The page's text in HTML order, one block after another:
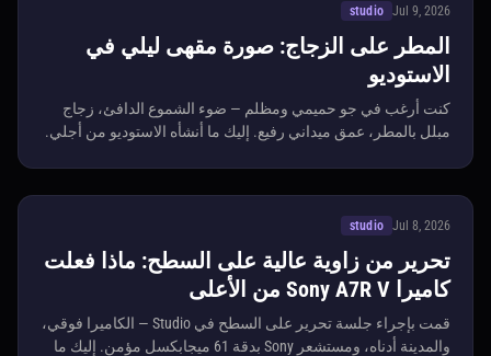
Jul 9, 2026
studio
المطر على الزجاج: صورة مقهى ليلي في
الاستوديو
كنت أرغب في جو حميمي ومظلم — ضوء الشموع الدافئ، زجاج
مبلل بالمطر، عمق ميداني رفيع. إليك ما أنشأه الاستوديو من أجلي.
Jul 8, 2026
studio
تحرير من زاوية عالية على السطح: ماذا فعلت
كاميرا Sony A7R V من الأعلى
قمت بإجراء جلسة تحرير على السطح في Studio — الكاميرا فوقي،
والمدينة أدناه، ومستشعر Sony بدقة 61 ميجابكسل مؤمن. إليك ما